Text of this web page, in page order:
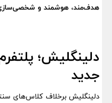
هدف‌مند، هوشمند و
دلینگلیش؛
جدید
دلینگلیش برخلاف کلاس‌های